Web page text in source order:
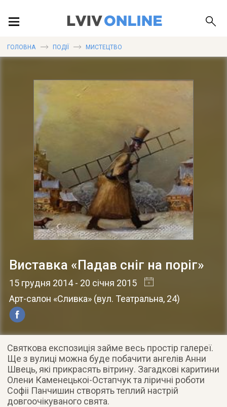
ПУБЛІКАЦІЇ
ДОВІДКА
ГОЛОВНА ПОДІЇ МИСТЕЦТВО
Виставка «Падав сніг на поріг»
15 грудня 2014- 20 січня 2015
Арт-салон «Сливка» (вул. Театральна, 24)
Святкова експозиція займе весь простір галереї.
Ще з вулиці можна буде побачити ангелів Анни
Швець, які прикрасять вітрину. Загадкові каритини
Олени Каменецькоі-Остапчук та ліричні роботи
Софіі Панчишин створять теплий настрій
довгоочікуваного свята.